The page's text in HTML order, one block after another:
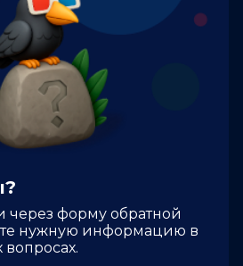
через форму обратной
нужную информацию в
вопросах.